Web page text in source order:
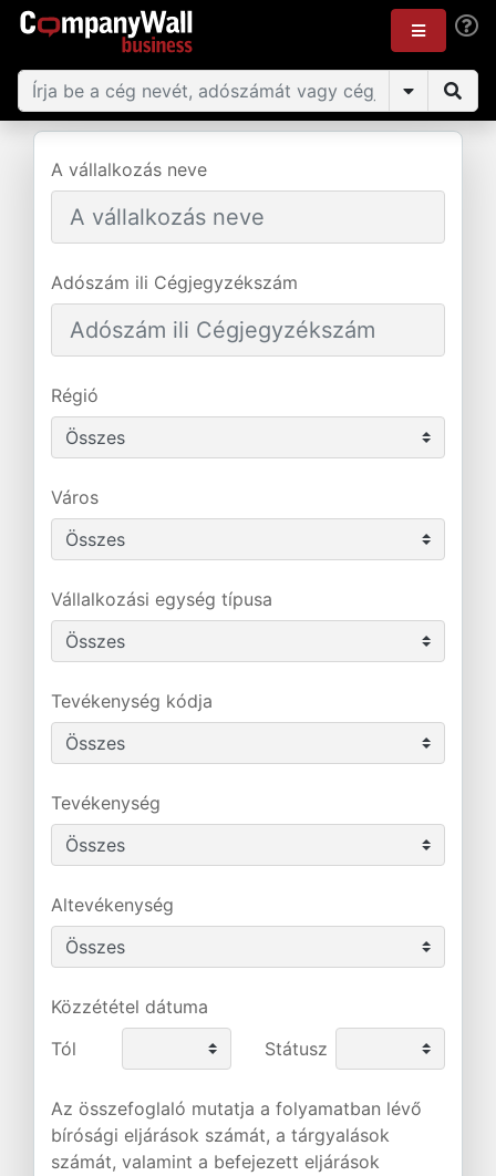
A vállalkozás neve
Adószám ili Cégjegyzékszám
Régió
Város
Vállalkozási egység típusa
Tevékenység kódja
Tevékenység
Altevékenység
Közzététel dátuma
Tól
Státusz
Az összefoglaló mutatja a folyamatban lévő
bírósági eljárások számát, a tárgyalások
számát, valamint a befejezett eljárások